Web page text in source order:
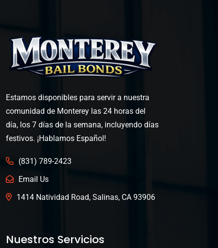
Estamos disponibles para servir a nuestra
comunidad de Monterey las 24 horas del
día, los 7 días de la semana, incluyendo días
festivos. ¡Hablamos Español!
(831) 789-2423
Email Us
1414 Natividad Road, Salinas, CA 93906
Nuestros Servicios